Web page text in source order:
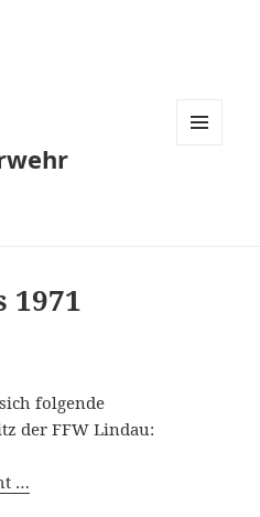
1971
folgende
der FFW Lindau:
…